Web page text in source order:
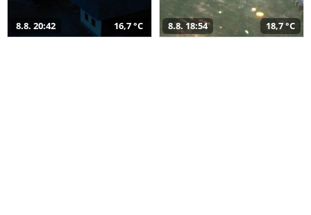
8.8. 20:42 16,7 °C 8.8. 18:54 18,7 °C